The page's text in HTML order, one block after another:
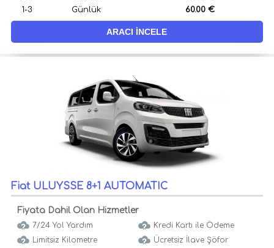
1-3
Günlük
60.00 €
ARACI İNCELE
Fiat ULUYSSE 8+1 AUTOMATIC
Fiyata Dahil Olan Hizmetler
7/24 Yol Yardım
Kredi Kartı ile Ödeme
Limitsiz Kilometre
Ücretsiz İlave Şöfor